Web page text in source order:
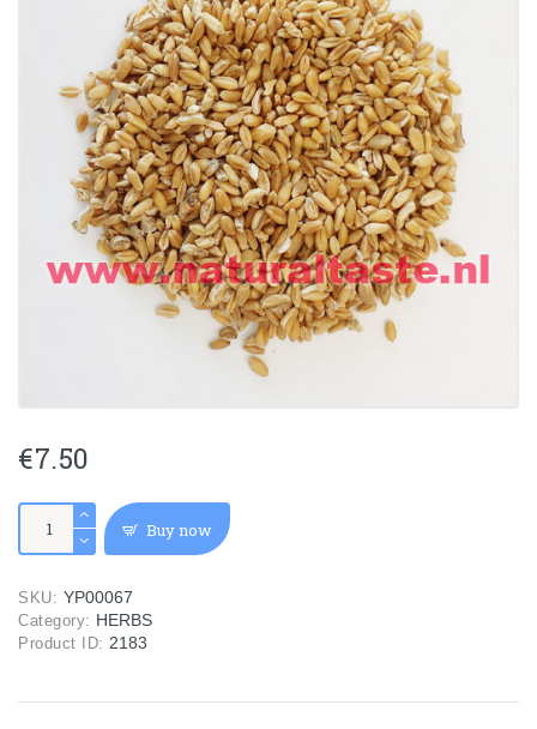
€7.50
Xiao
Mai
Fructus
Tritici
Levis
Buy now
SKU: YP00067
Category: HERBS
Product ID: 2183